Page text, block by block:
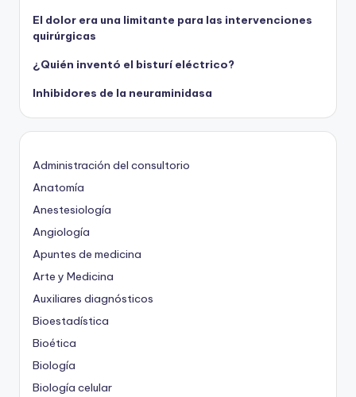
El dolor era una limitante para las intervenciones
quirúrgicas
¿Quién inventó el bisturí eléctrico?
Inhibidores de la neuraminidasa
Administración del consultorio
Anatomía
Anestesiología
Angiología
Apuntes de medicina
Arte y Medicina
Auxiliares diagnósticos
Bioestadística
Bioética
Biología
Biología celular